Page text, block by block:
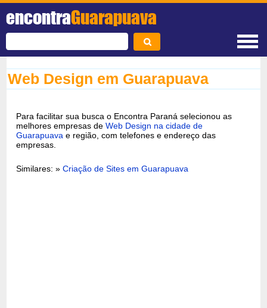
encontraGuarapuava
Web Design em Guarapuava
Para facilitar sua busca o Encontra Paraná selecionou as
melhores empresas deWeb Design na cidade de
Guarapuava e região, com telefones e endereço das
empresas.
Similares: »Criação de Sites em Guarapuava